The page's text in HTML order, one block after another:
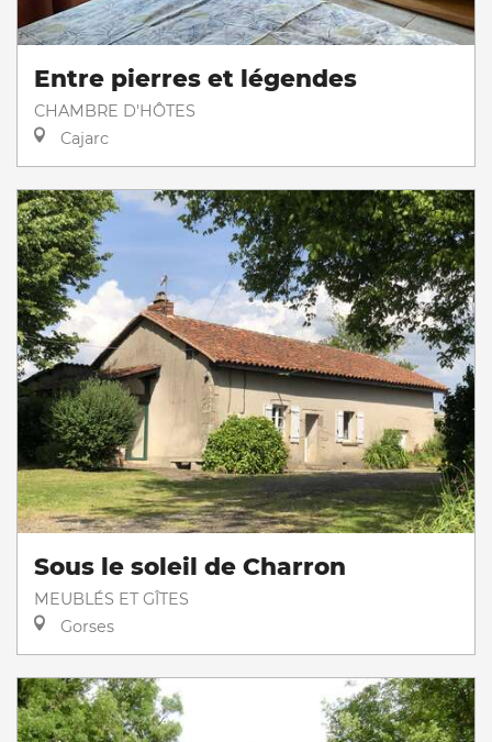
Entre pierres et légendes
CHAMBRE D'HÔTES
Cajarc
Sous le soleil de Charron
MEUBLÉS ET GÎTES
Gorses